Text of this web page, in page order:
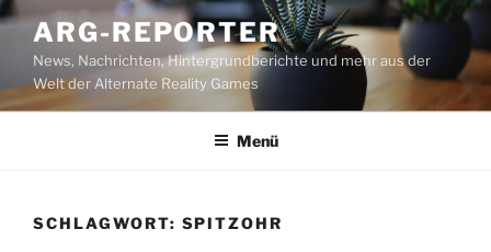
Zum
Inhalt
springen
ARG-REPORTER
News, Nachrichten, Hintergrundberichte und mehr aus der
Welt der Alternate Reality Games
Menü
SCHLAGWORT: SPITZOHR